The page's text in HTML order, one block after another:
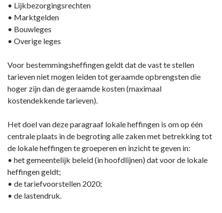
• Lijkbezorgingsrechten
• Marktgelden
• Bouwleges
• Overige leges
Voor bestemmingsheffingen geldt dat de vast te stellen
tarieven niet mogen leiden tot geraamde opbrengsten die
hoger zijn dan de geraamde kosten (maximaal
kostendekkende tarieven).
Het doel van deze paragraaf lokale heffingen is om op één
centrale plaats in de begroting alle zaken met betrekking tot
de lokale heffingen te groeperen en inzicht te geven in:
• het gemeentelijk beleid (in hoofdlijnen) dat voor de lokale
heffingen geldt;
• de tariefvoorstellen 2020;
• de lastendruk.